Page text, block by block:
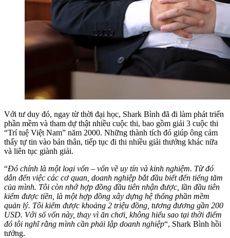
Với tư duy đó, ngay từ thời đại học, Shark Bình đã đi làm phát triển
phần mềm và tham dự thật nhiều cuộc thi, bao gồm giải 3 cuộc thi
“Trí tuệ Việt Nam” năm 2000. Những thành tích đó giúp ông cảm
thấy tự tin vào bản thân, tiếp tục đi thi nhiều giải thưởng khác nữa
và liên tục giành giải.
“Đó chính là một loại vốn – vốn về uy tín và kinh nghiệm. Từ đó
dẫn đến việc các cơ quan, doanh nghiệp bắt đầu biết đến tiếng tăm
của mình. Tôi còn nhớ hợp đồng đầu tiên nhận được, lần đầu tiên
kiếm được tiền, là một hợp đồng xây dựng hệ thống phần mềm
quản lý. Tôi kiếm được khoảng 2 triệu đồng, tương đương gần 200
USD. Với số vốn này, thay vì ăn chơi, không hiểu sao tại thời điểm
đó tôi nghĩ rằng mình cần phải lập doanh nghiệp“, Shark Bình hồi
tưởng.